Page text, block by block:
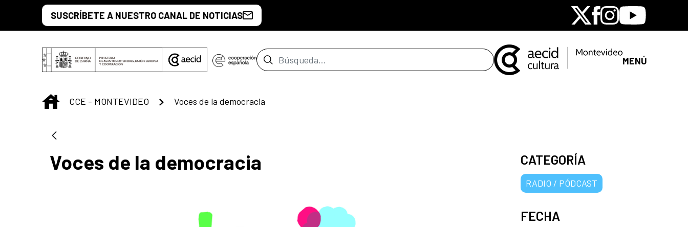
Saltar al contenido principal
SUSCRÍBETE A NUESTRO CANAL DE NOTICIAS X Facebook
Instagram
Youtube
Barra de búsqueda MENÚ
INICIO
CCE - MONTEVIDEO Voces de la democracia
Voces de la democracia CATEGORÍA
RADIO / PÓDCAST
FECHA